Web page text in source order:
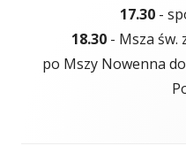
17.30 -
18.30- Msza św.
po Mszy Nowenna